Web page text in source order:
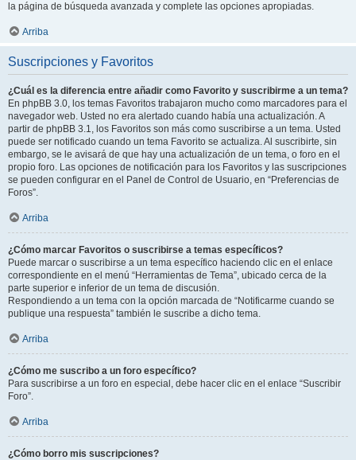
la página de búsqueda avanzada y complete las opciones apropiadas.
Arriba
Suscripciones y Favoritos
¿Cuál es la diferencia entre añadir como Favorito y suscribirme a un tema?
En phpBB 3.0, los temas Favoritos trabajaron mucho como marcadores para el
navegador web. Usted no era alertado cuando había una actualización. A
partir de phpBB 3.1, los Favoritos son más como suscribirse a un tema. Usted
puede ser notificado cuando un tema Favorito se actualiza. Al suscribirte, sin
embargo, se le avisará de que hay una actualización de un tema, o foro en el
propio foro. Las opciones de notificación para los Favoritos y las suscripciones
se pueden configurar en el Panel de Control de Usuario, en “Preferencias de
Foros”.
Arriba
¿Cómo marcar Favoritos o suscribirse a temas específicos?
Puede marcar o suscribirse a un tema específico haciendo clic en el enlace
correspondiente en el menú “Herramientas de Tema”, ubicado cerca de la
parte superior e inferior de un tema de discusión.
Respondiendo a un tema con la opción marcada de “Notificarme cuando se
publique una respuesta” también le suscribe a dicho tema.
Arriba
¿Cómo me suscribo a un foro específico?
Para suscribirse a un foro en especial, debe hacer clic en el enlace “Suscribir
Foro”.
Arriba
¿Cómo borro mis suscripciones?